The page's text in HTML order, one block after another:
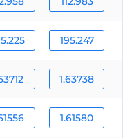
195.247
1.63738
1.61580